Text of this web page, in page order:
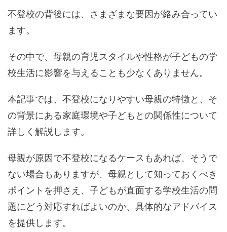
不登校の背後には、さまざまな要因が絡み合ってい
ます。
その中で、母親の育児スタイルや性格が子どもの学
校生活に影響を与えることも少なくありません。
本記事では、不登校になりやすい母親の特徴と、そ
の背景にある家庭環境や子どもとの関係性について
詳しく解説します。
母親が原因で不登校になるケースもあれば、そうで
ない場合もありますが、母親として知っておくべき
ポイントを押さえ、子どもが直面する学校生活の問
題にどう対応すればよいのか、具体的なアドバイス
を提供します。